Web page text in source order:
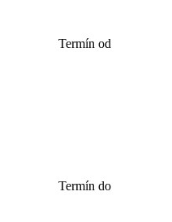
Termín od
Termín do